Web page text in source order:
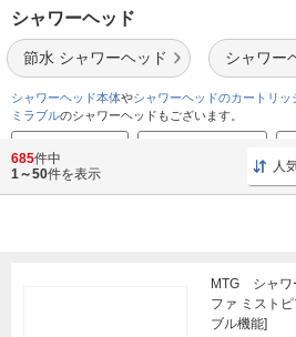
シャワーヘッド
節水 シャワーヘッド シャワー
シャワーヘッド本体やシャワーヘッドのカートリッ
ミラブルのシャワーヘッドもございます。
売れ筋ランキング
685件中
1～50件を表示 人
MTG シャワ
ファ ミスト
ブル機能]